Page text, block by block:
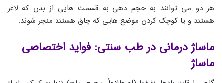
هر دو می توانند به حجم دهی به قسمت هایی از بدن که لاغر
هستند و یا کوچک کردن موضع هایی که چاق هستند منجر شوند.
ماساژ درمانی در طب سنتی: فواید اختصاصی
ماساژ